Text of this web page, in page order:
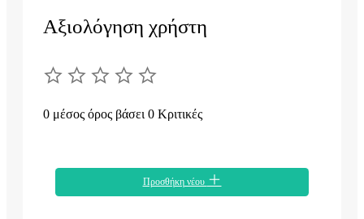
Αξιολόγηση χρήστη
0 μέσος όρος βάσει 0 Κριτικές
Προσθήκη νέου